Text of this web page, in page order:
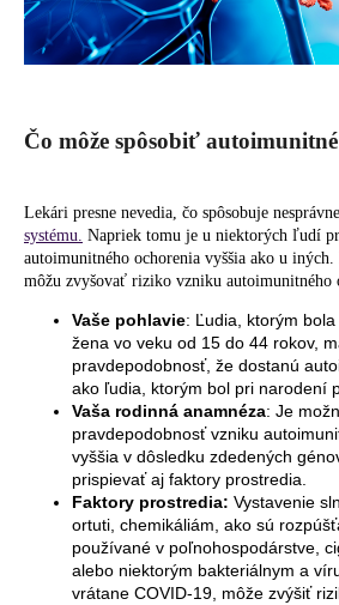
Čo môže spôsobiť
Lekári presne nevedia, čo spôsobuje
systému. Napriek tomu je u niektorých ľudí
autoimunitného ochorenia vyššia ako u
môžu zvyšovať riziko vzniku autoimunitného
Vaše pohlavie: Ľudia, ktorým
žena vo veku od 15 do 44 rokov,
pravdepodobnosť, že dostanú
ako ľudia, ktorým bol pri narodení
Vaša rodinná anamnéza: Je
pravdepodobnosť vzniku
vyššia v dôsledku zdedených
prispievať aj faktory prostredia.
Faktory prostredia: Vystavenie
ortuti, chemikáliám, ako sú
používané v poľnohospodárstve,
alebo niektorým bakteriálnym a
vrátane COVID-19, môže zvýšiť